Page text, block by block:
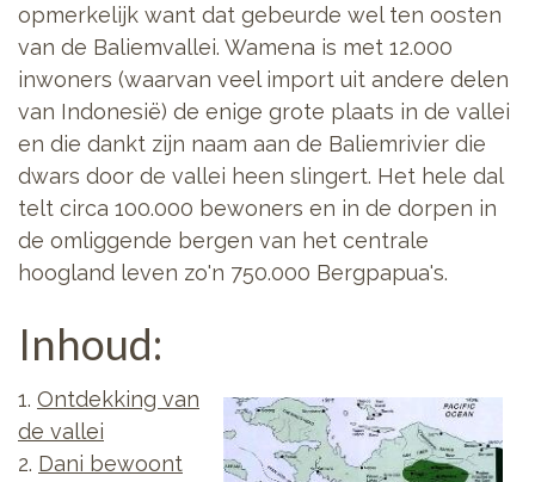
opmerkelijk want dat gebeurde wel ten oosten
van de Baliemvallei. Wamena is met 12.000
inwoners (waarvan veel import uit andere delen
van Indonesië) de enige grote plaats in de vallei
en die dankt zijn naam aan de Baliemrivier die
dwars door de vallei heen slingert. Het hele dal
telt circa 100.000 bewoners en in de dorpen in
de omliggende bergen van het centrale
hoogland leven zo'n 750.000 Bergpapua's.
Inhoud:
1. Ontdekking van
de vallei
2. Dani bewoont